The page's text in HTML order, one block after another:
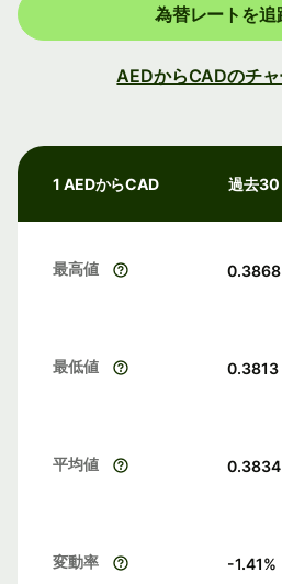
為替レートを追
AEDからCADのチ
1 AEDからCAD 過去30
最高値 0.3868
最低値 0.3813
平均値 0.3834
変動率 -1.41%